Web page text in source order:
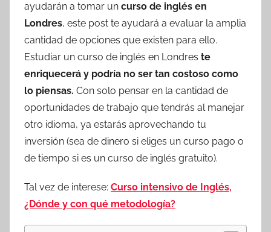
ayudarán a tomar un curso de inglés en
Londres, este post te ayudará a evaluar la amplia
cantidad de opciones que existen para ello.
Estudiar un curso de inglés en Londres te
enriquecerá y podría no ser tan costoso como
lo piensas. Con solo pensar en la cantidad de
oportunidades de trabajo que tendrás al manejar
otro idioma, ya estarás aprovechando tu
inversión (sea de dinero si eliges un curso pago o
de tiempo si es un curso de inglés gratuito).
Tal vez de interese: Curso intensivo de Inglés,
¿Dónde y con qué metodología?